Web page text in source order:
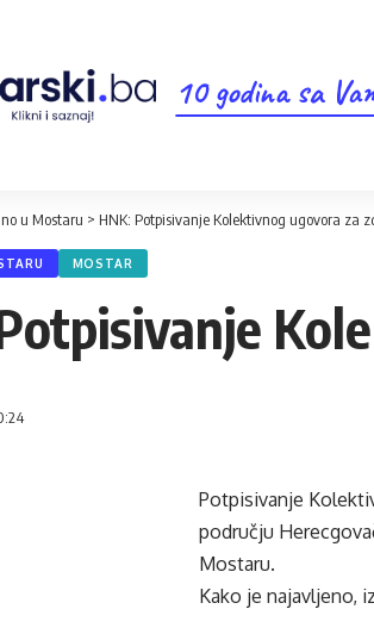
10 godina sa
u Mostaru > HNK: Potpisivanje Kolektivnog ugovora za
MOSTAR
Potpisivanje
području
Mostaru.
Kako je najavljeno,